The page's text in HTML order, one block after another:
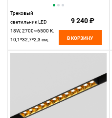
Трековый
светильник LED
18W, 2700~6500 К,
10,1*32,7*2,3 см,
9 240 ₽
В КОРЗИНУ